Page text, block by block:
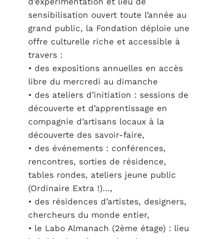
sensibilisation ouvert toute l’année au
grand public, la Fondation déploie une
offre culturelle riche et accessible à
travers :
• des expositions annuelles en accès
libre du mercredi au dimanche
• des ateliers d’initiation : sessions de
découverte et d’apprentissage en
compagnie d’artisans locaux à la
découverte des savoir-faire,
• des événements : conférences,
rencontres, sorties de résidence,
tables rondes, ateliers jeune public
(Ordinaire Extra !)…,
• des résidences d’artistes, designers,
chercheurs du monde entier,
• le Labo Almanach (2ème étage) : lieu